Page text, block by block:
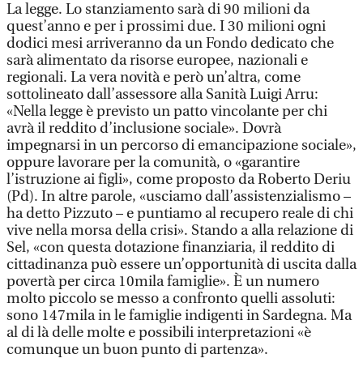
La legge. Lo stanziamento sarà di 90 milioni da
quest’anno e per i prossimi due. I 30 milioni ogni
dodici mesi arriveranno da un Fondo dedicato che
sarà alimentato da risorse europee, nazionali e
regionali. La vera novità e però un’altra, come
sottolineato dall’assessore alla Sanità Luigi Arru:
«Nella legge è previsto un patto vincolante per chi
avrà il reddito d’inclusione sociale». Dovrà
impegnarsi in un percorso di emancipazione sociale»,
oppure lavorare per la comunità, o «garantire
l’istruzione ai figli», come proposto da Roberto Deriu
(Pd). In altre parole, «usciamo dall’assistenzialismo –
ha detto Pizzuto – e puntiamo al recupero reale di chi
vive nella morsa della crisi». Stando a alla relazione di
Sel, «con questa dotazione finanziaria, il reddito di
cittadinanza può essere un’opportunità di uscita dalla
povertà per circa 10mila famiglie». È un numero
molto piccolo se messo a confronto quelli assoluti:
sono 147mila in le famiglie indigenti in Sardegna. Ma
al di là delle molte e possibili interpretazioni «è
comunque un buon punto di partenza».